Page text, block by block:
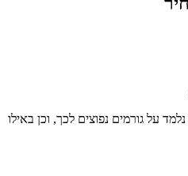
על גורמים נפוצים לכך, וכן באילו